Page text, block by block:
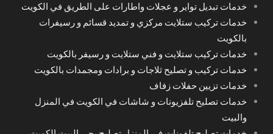
خدمات تبديل تواير و عجلات واطارات على الطريق في الكويت
خدمات تركيب ستلايت مركزي و تمديد قسائم و رسيفرات
بالكويت
خدمات تركيب ستلايت و فني ستلايت و رسيفر بالكويت
خدمات تركيب و تصليح ثلاجات و برادات ومجمدات بالكويت
خدمات تزيين حفلات زفاف
خدمات تصليح تلفزيونات و شاشات في الكويت في المنزل
والبيت